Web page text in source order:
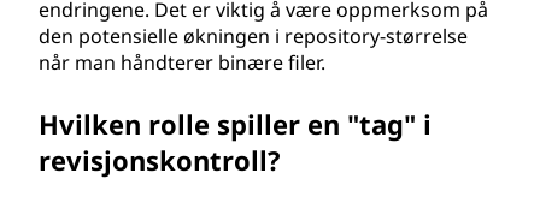
endringene. Det er viktig å være oppmerksom på
den potensielle økningen i repository-størrelse
når man håndterer binære filer.
Hvilken rolle spiller en "tag" i
revisjonskontroll?